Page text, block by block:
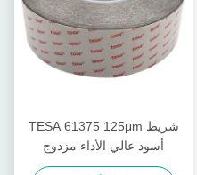
شريط TESA 61375 125μm
أسود عالي الأداء مزدوج
الجوانب مع لاصق أكريليك